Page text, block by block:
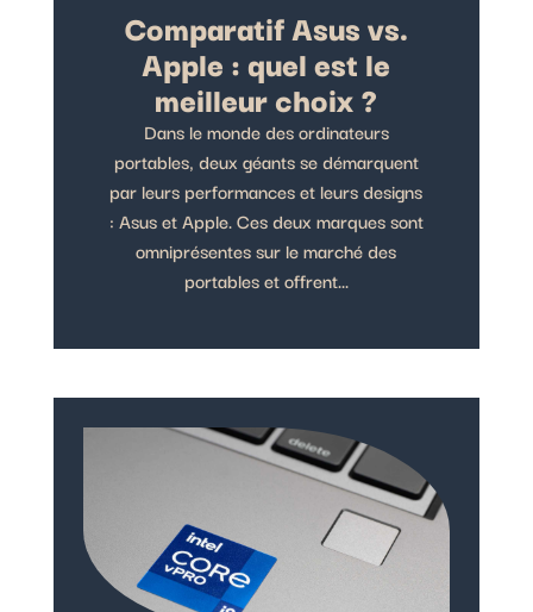
Comparatif Asus vs.
Apple : quel est le
meilleur choix ?
Dans le monde des ordinateurs
portables, deux géants se démarquent
par leurs performances et leurs designs
: Asus et Apple. Ces deux marques sont
omniprésentes sur le marché des
portables et offrent...